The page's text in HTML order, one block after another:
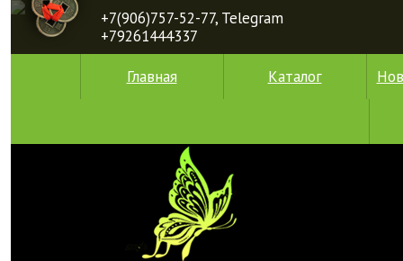
+7(906)757-52-77, Telegram
+79261444337
Главная Каталог